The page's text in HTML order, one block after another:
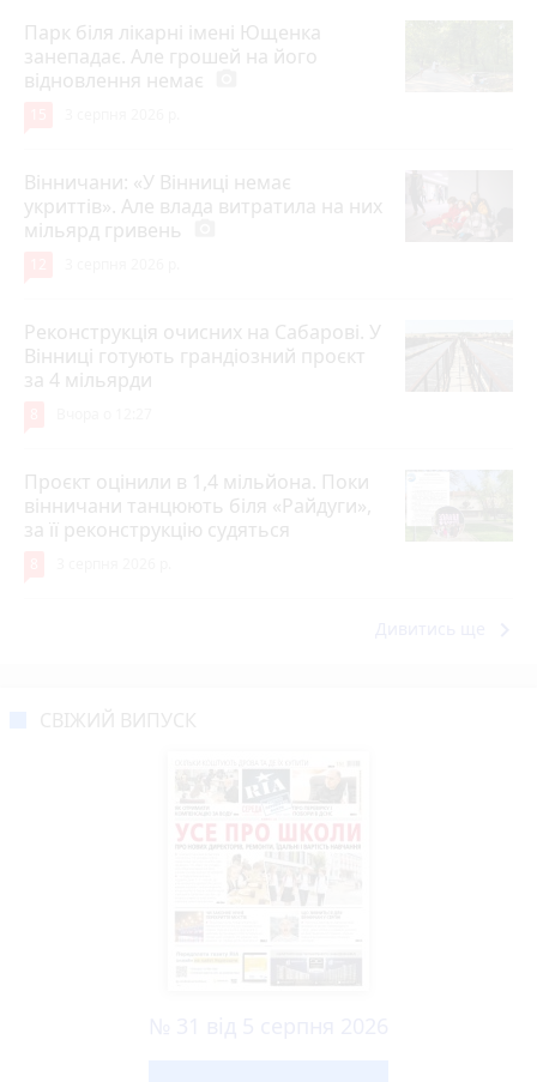
Парк біля лікарні імені Ющенка
занепадає. Але грошей на його
відновлення немає
Вінничани: «У Вінниці немає
укриттів». Але влада витратила на них
мільярд гривень
Реконструкція очисних на Сабарові. У
Вінниці готують грандіозний проєкт
за 4 мільярди
Проєкт оцінили в 1,4 мільйона. Поки
вінничани танцюють біля «Райдуги»,
за її реконструкцію судяться